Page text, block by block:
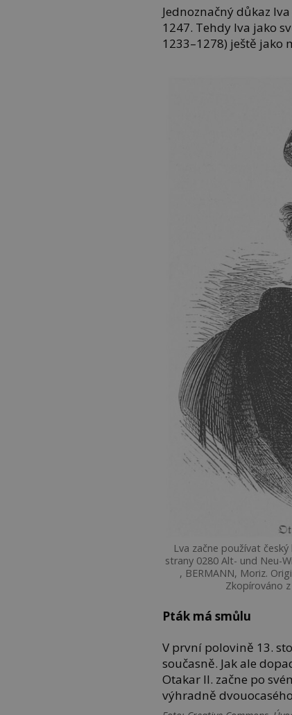
Jednoznačný důkaz
1247. Tehdy lva jako
1233–1278) ještě jako
Lva začne používat
strany 0280 Alt- und Neu-
, BERMANN, Moriz.
Zkopírováno
Pták má smůlu
V první polovině 13.
současně. Jak ale
Otakar II. začne po
výhradně